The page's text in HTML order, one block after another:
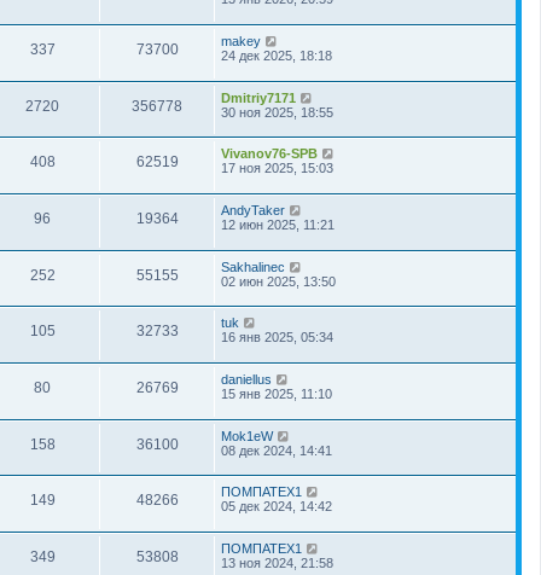
337 73700
makey
24 дек 2025, 18:18
2720 356778
Dmitriy7171
30 ноя 2025, 18:55
408 62519
Vivanov76-SPB
17 ноя 2025, 15:03
96 19364
AndyTaker
12 июн 2025, 11:21
252 55155
Sakhalinec
02 июн 2025, 13:50
105 32733
tuk
16 янв 2025, 05:34
80 26769
daniellus
15 янв 2025, 11:10
158 36100
Mok1eW
08 дек 2024, 14:41
149 48266
ПОМПАТЕХ1
05 дек 2024, 14:42
349 53808
ПОМПАТЕХ1
13 ноя 2024, 21:58